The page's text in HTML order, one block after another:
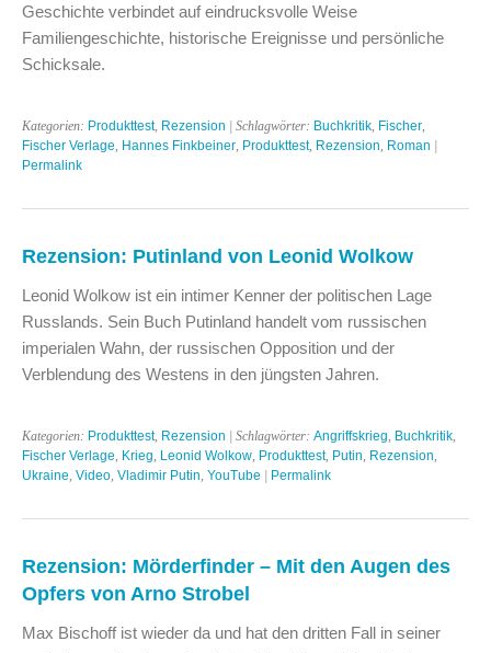
Geschichte verbindet auf eindrucksvolle Weise
Familiengeschichte, historische Ereignisse und persönliche
Schicksale.
Kategorien: Produkttest, Rezension | Schlagwörter: Buchkritik Fischer
Fischer Verlage Hannes Finkbeiner Produkttest, Rezension Roman |
Permalink
Rezension: Putinland von Leonid Wolkow
Leonid Wolkow ist ein intimer Kenner der politischen Lage
Russlands. Sein Buch Putinland handelt vom russischen
imperialen Wahn, der russischen Opposition und der
Verblendung des Westens in den jüngsten Jahren.
Kategorien: Produkttest, Rezension | Schlagwörter: Angriffskrieg Buchkritik
Fischer Verlage Krieg Leonid Wolkow Produkttest, Putin Rezension
Ukraine Video Vladimir Putin YouTube | Permalink
Rezension: Mörderfinder – Mit den Augen des
Opfers von Arno Strobel
Max Bischoff ist wieder da und hat den dritten Fall in seiner